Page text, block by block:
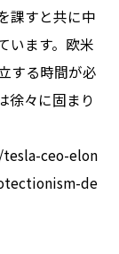
課すと共に中
います。欧米
する時間が必
徐々に固まり
ceo-elon
de